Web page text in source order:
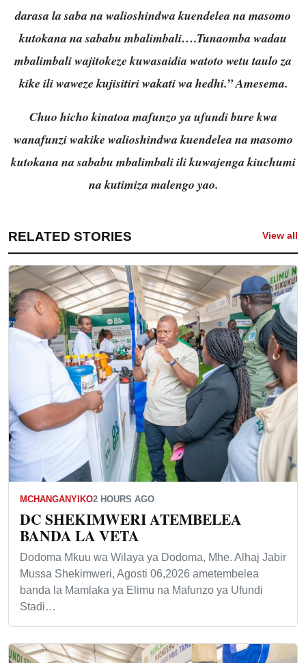
darasa la saba na walioshindwa kuendelea na masomo
kutokana na sababu mbalimbali….Tunaomba wadau
mbalimbali wajitokeze kuwasaidia watoto wetu taulo za
kike ili waweze kujisitiri wakati wa hedhi.” Amesema.
Chuo hicho kinatoa mafunzo ya ufundi bure kwa
wanafunzi wakike walioshindwa kuendelea na masomo
kutokana na sababu mbalimbali ili kuwajenga kiuchumi
na kutimiza malengo yao.
RELATED STORIES View all
MCHANGANYIKO2 HOURS AGO
DC SHEKIMWERI ATEMBELEA
BANDA LA VETA
Dodoma Mkuu wa Wilaya ya Dodoma, Mhe. Alhaj Jabir
Mussa Shekimweri, Agosti 06,2026 ametembelea
banda la Mamlaka ya Elimu na Mafunzo ya Ufundi
Stadi…